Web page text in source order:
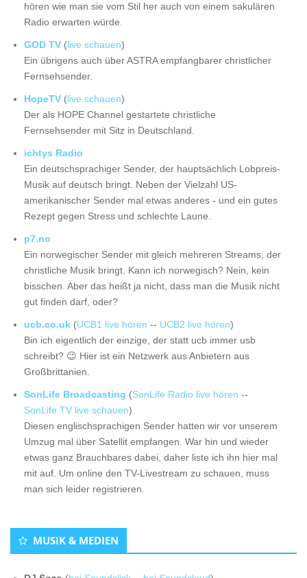
hören wie man sie vom Stil her auch von einem sakulären
Radio erwarten würde.
GOD TV (live schauen)
Ein übrigens auch über ASTRA empfangbarer christlicher
Fernsehsender.
HopeTV (live schauen)
Der als HOPE Channel gestartete christliche
Fernsehsender mit Sitz in Deutschland.
ichtys Radio
Ein deutschsprachiger Sender, der hauptsächlich Lobpreis-
Musik auf deutsch bringt. Neben der Vielzahl US-
amerikanischer Sender mal etwas anderes - und ein gutes
Rezept gegen Stress und schlechte Laune.
p7.no
Ein norwegischer Sender mit gleich mehreren Streams, der
christliche Musik bringt. Kann ich norwegisch? Nein, kein
bisschen. Aber das heißt ja nicht, dass man die Musik nicht
gut finden darf, oder?
ucb.co.uk (UCB1 live hören -- UCB2 live hören)
Bin ich eigentlich der einzige, der statt ucb immer usb
schreibt? 😉 Hier ist ein Netzwerk aus Anbietern aus
Großbrittanien.
SonLife Broadcasting (SonLife Radio live hören --
SonLife TV live schauen)
Diesen englischsprachigen Sender hatten wir vor unserem
Umzug mal über Satellit empfangen. War hin und wieder
etwas ganz Brauchbares dabei, daher liste ich ihn hier mal
mit auf. Um online den TV-Livestream zu schauen, muss
man sich leider registrieren.
MUSIK & MEDIEN